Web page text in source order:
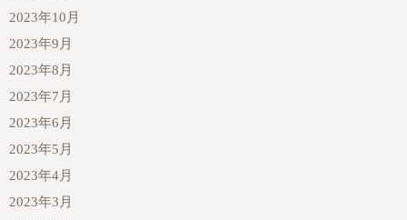
2023年10月
2023年9月
2023年8月
2023年7月
2023年6月
2023年5月
2023年4月
2023年3月